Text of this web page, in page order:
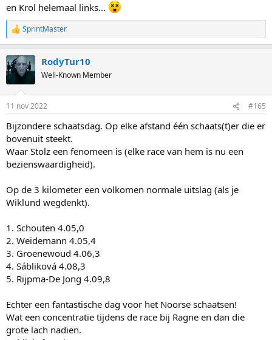
en Krol helemaal links...
R
e
c
t
i
s
SprintMaster
RodyTur10
Well-Known Member
11 nov 2022 #165
Bijzondere schaatsdag. Op elke afstand één schaats(t)er die er
bovenuit steekt.
Waar Stolz een fenomeen is (elke race van hem is nu een
bezienswaardigheid).
Op de 3 kilometer een volkomen normale uitslag (als je
Wiklund wegdenkt).
1. Schouten 4.05,0
2. Weidemann 4.05,4
3. Groenewoud 4.06,3
4. Sábliková 4.08,3
5. Rijpma-De Jong 4.09,8
Echter een fantastische dag voor het Noorse schaatsen!
Wat een concentratie tijdens de race bij Ragne en dan die
grote lach nadien.